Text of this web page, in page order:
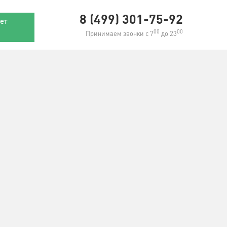
8 (499) 301-75-92
Принимаем звонки с 700 до 2300